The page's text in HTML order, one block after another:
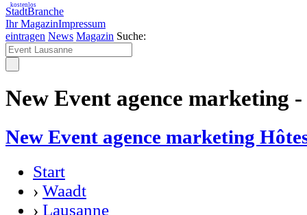
StadtBranche
Ihr MagazinImpressum
kostenlos
eintragen News Magazin Suche:
New Event agence marketing
New Event agence marketing
Start
› Waadt
› Lausanne